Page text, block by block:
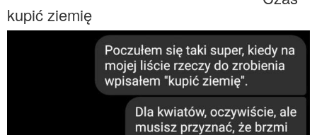
kupić ziemię